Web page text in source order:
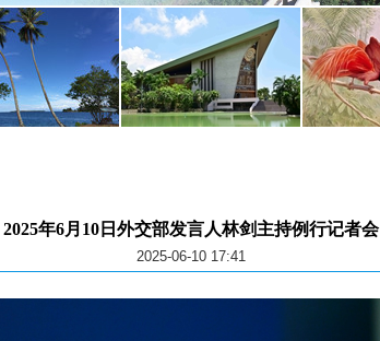
2025年6月10日外交部发言人林剑主持例行记者会
2025-06-10 17:41